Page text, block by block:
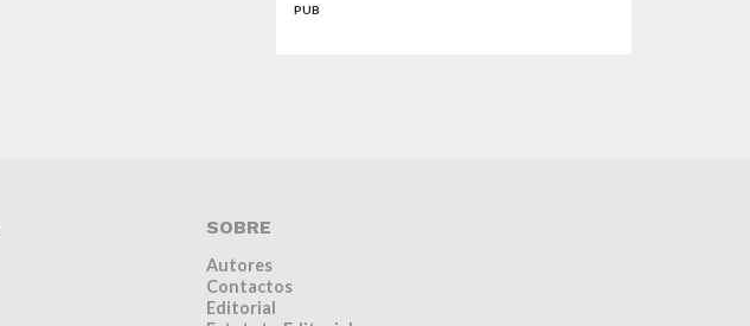
PUB
SOBRE
Autores
Contactos
Editorial